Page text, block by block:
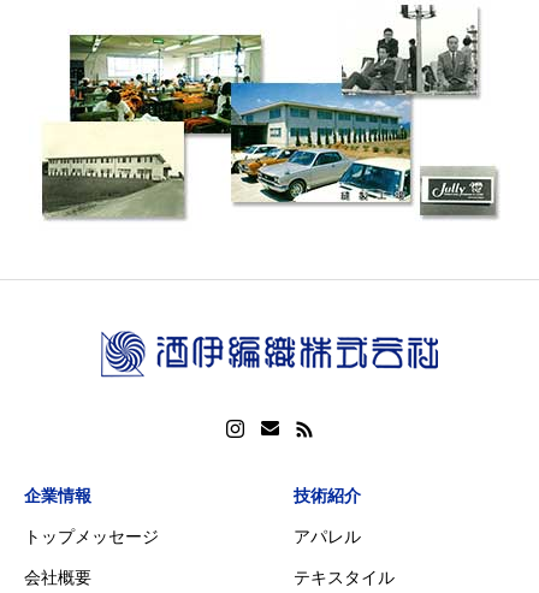
企業情報
トップメッセージ
会社概要
技術紹介
アパレル
テキスタイル